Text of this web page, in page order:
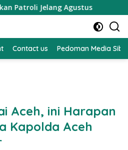
Jelang Agustus Mediasi
Contact us Pedoman Media
Aceh, ini Harapan
Kapolda Aceh